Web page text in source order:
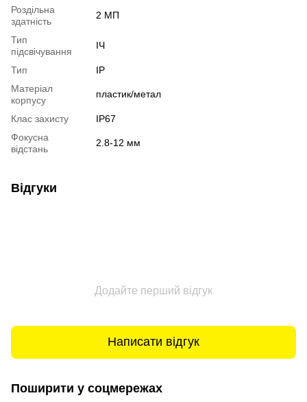
Роздільна
здатність
2 МП
Тип
підсвічування
ІЧ
Тип
IP
Матеріал
корпусу
пластик/метал
Клас захисту
IP67
Фокусна
відстань
2.8-12 мм
Відгуки
Додайте перший відгук
Написати відгук
Поширити у соцмережах